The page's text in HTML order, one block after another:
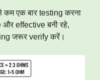
एक बार testing करना
और effective बनी रहे,
जरूर verify करें।